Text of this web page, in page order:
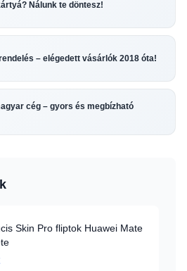
Nálunk te döntesz!
– elégedett vásárlók 2018 óta!
cég – gyors és megbízható
Skin Pro fliptok Huawei Mate